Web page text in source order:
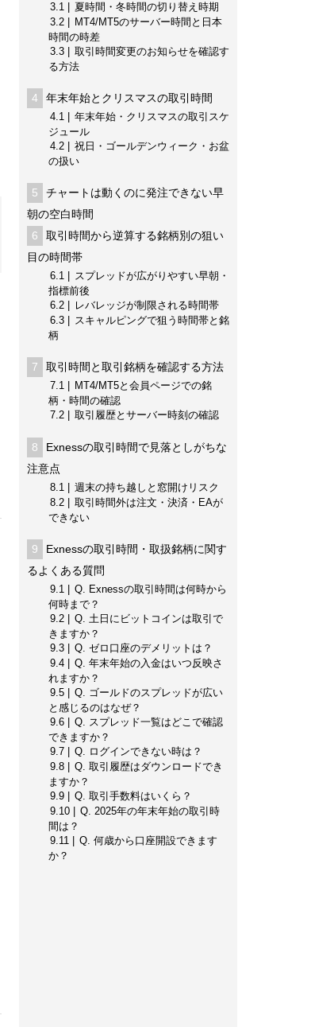
3.1
夏時間・冬時間の切り替え時期
3.2
MT4/MT5のサーバー時間と日本
時間の時差
3.3
取引時間変更のお知らせを確認す
る方法
4 年末年始とクリスマスの取引時間
4.1
年末年始・クリスマスの取引スケ
ジュール
4.2
祝日・ゴールデンウィーク・お盆
の扱い
5
チャートは動くのに発注できない早
朝の空白時間
6
取引時間から逆算する銘柄別の狙い
目の時間帯
6.1
スプレッドが広がりやすい早朝・
指標前後
6.2
レバレッジが制限される時間帯
6.3
スキャルピングで狙う時間帯と銘
柄
7 取引時間と取引銘柄を確認する方法
7.1
MT4/MT5と会員ページでの銘
柄・時間の確認
7.2
取引履歴とサーバー時刻の確認
8
Exnessの取引時間で見落としがちな
注意点
8.1
週末の持ち越しと窓開けリスク
8.2
取引時間外は注文・決済・EAが
できない
9
Exnessの取引時間・取扱銘柄に関す
るよくある質問
9.1
Q. Exnessの取引時間は何時から
何時まで？
9.2
Q. 土日にビットコインは取引で
きますか？
9.3
Q. ゼロ口座のデメリットは？
9.4
Q. 年末年始の入金はいつ反映さ
れますか？
9.5
Q. ゴールドのスプレッドが広い
と感じるのはなぜ？
9.6
Q. スプレッド一覧はどこで確認
できますか？
9.7
Q. ログインできない時は？
9.8
Q. 取引履歴はダウンロードでき
ますか？
9.9
Q. 取引手数料はいくら？
9.10
Q. 2025年の年末年始の取引時
間は？
9.11
Q. 何歳から口座開設できます
か？